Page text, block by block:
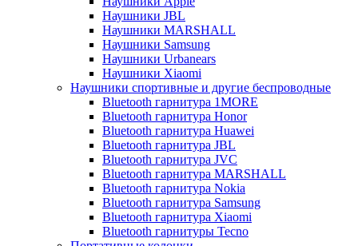
Наушники JBL
Наушники MARSHALL
Наушники Samsung
Наушники Urbanears
Наушники Xiaomi
Наушники спортивные и другие беспроводные
Bluetooth гарнитура 1MORE
Bluetooth гарнитура Honor
Bluetooth гарнитура Huawei
Bluetooth гарнитура JBL
Bluetooth гарнитура JVC
Bluetooth гарнитура MARSHALL
Bluetooth гарнитура Nokia
Bluetooth гарнитура Samsung
Bluetooth гарнитура Xiaomi
Bluetooth гарнитуры Tecno